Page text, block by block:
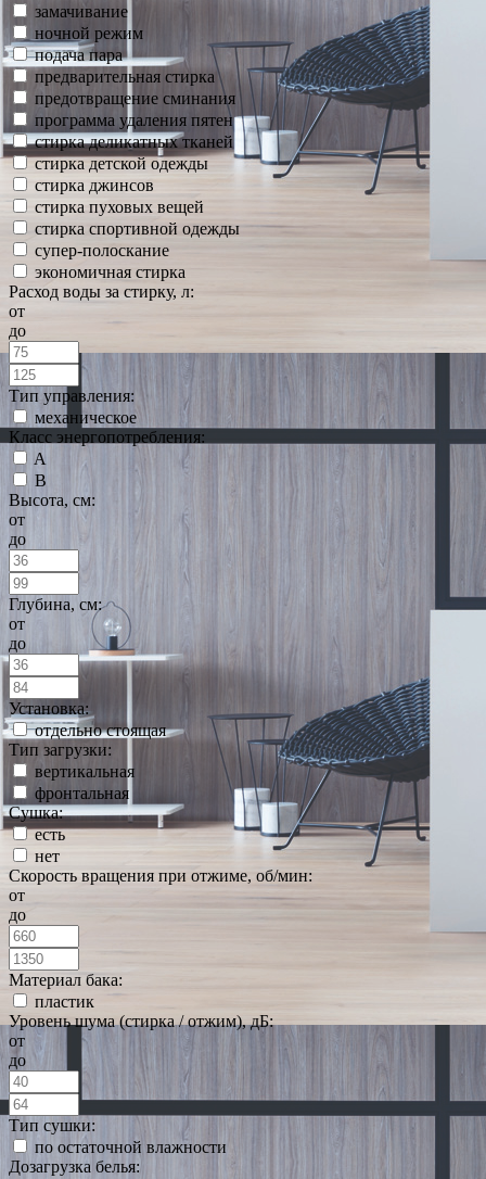
замачивание
ночной режим
подача пара
предварительная стирка
предотвращение сминания
программа удаления пятен
стирка деликатных тканей
стирка детской одежды
стирка джинсов
стирка пуховых вещей
стирка спортивной одежды
супер-полоскание
экономичная стирка
Расход воды за стирку, л:
от
до
Тип управления:
механическое
Класс энергопотребления:
A
B
Высота, см:
от
до
Глубина, см:
от
до
Установка:
отдельно стоящая
Тип загрузки:
вертикальная
фронтальная
Сушка:
есть
нет
Скорость вращения при отжиме, об/мин:
от
до
Материал бака:
пластик
Уровень шума (стирка / отжим), дБ:
от
до
Тип сушки:
по остаточной влажности
Дозагрузка белья: